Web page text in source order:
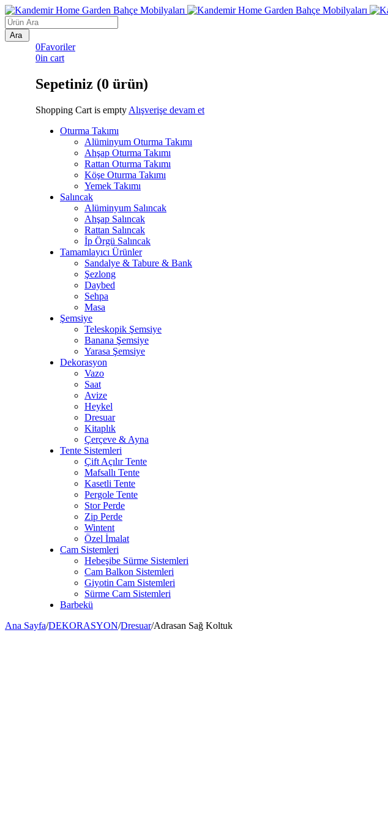
0Favoriler
0in cart
Sepetiniz (0 ürün)
Shopping Cart is empty Alışverişe devam et
Oturma Takımı
Alüminyum Oturma Takımı
Ahşap Oturma Takımı
Rattan Oturma Takımı
Köşe Oturma Takımı
Yemek Takımı
Salıncak
Alüminyum Salıncak
Ahşap Salıncak
Rattan Salıncak
İp Örgü Salıncak
Tamamlayıcı Ürünler
Sandalye & Tabure & Bank
Şezlong
Daybed
Sehpa
Masa
Şemsiye
Teleskopik Şemsiye
Banana Şemsiye
Yarasa Şemsiye
Dekorasyon
Vazo
Saat
Avize
Heykel
Dresuar
Kitaplık
Çerçeve & Ayna
Tente Sistemleri
Çift Açılır Tente
Mafsallı Tente
Kasetli Tente
Pergole Tente
Stor Perde
Zip Perde
Wintent
Özel İmalat
Cam Sistemleri
Hebeşibe Sürme Sistemleri
Cam Balkon Sistemleri
Giyotin Cam Sistemleri
Sürme Cam Sistemleri
Barbekü
Ana Sayfa/DEKORASYON/Dresuar/Adrasan Sağ Koltuk